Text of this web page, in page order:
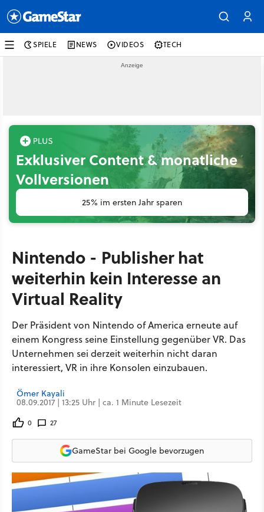
SPIELE NEWS VIDEOS TECH
Exklusiver Content & monatliche
Vollversionen
25% im ersten Jahr sparen
Nintendo - Publisher hat
weiterhin kein Interesse an
Virtual Reality
Der Präsident von Nintendo of America erneute auf
einem Kongress seine Einstellung gegenüber VR. Das
Unternehmen sei derzeit weiterhin nicht daran
interessiert, VR in ihre Konsolen einzubauen.
Ömer Kayali
08.09.2017 | 13:25 Uhr | ca. 1 Minute Lesezeit
0 27
GameStar bei Google bevorzugen